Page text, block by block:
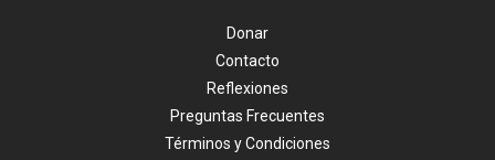
Donar
Contacto
Reflexiones
Preguntas Frecuentes
Términos y Condiciones